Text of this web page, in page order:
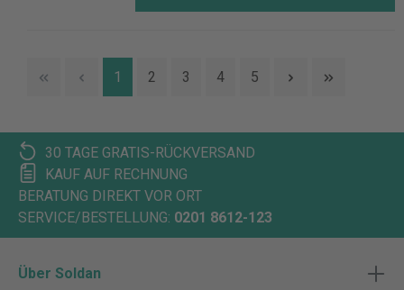
1 2 3 4 5
30 TAGE GRATIS-RÜCKVERSAND
KAUF AUF RECHNUNG
BERATUNG DIREKT VOR ORT
SERVICE/BESTELLUNG: 0201 8612-123
Über Soldan